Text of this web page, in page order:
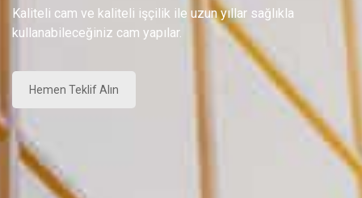
Kaliteli cam ve kaliteli işçilik ile uzun yıllar sağlıkla
kullanabileceğiniz cam yapılar.
Hemen Teklif Alın